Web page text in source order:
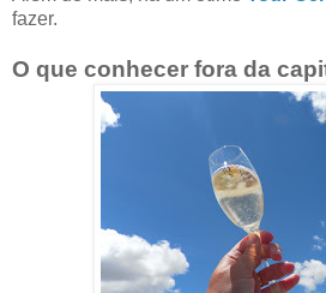
fazer.
O que conhecer fora da